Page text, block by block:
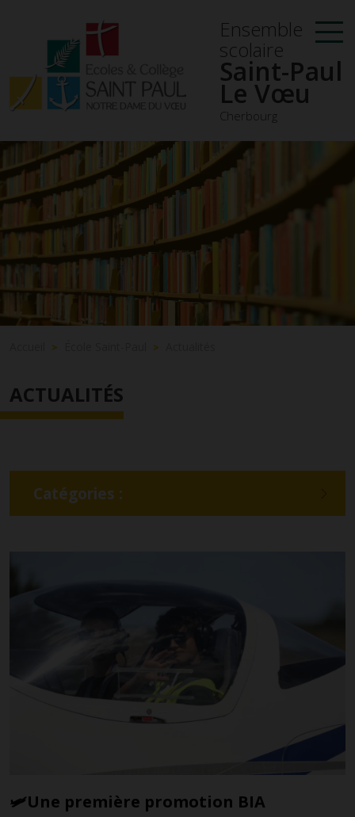
Ensemble
scolaire
Saint-Paul
Le Vœu
Cherbourg
ACTUALITÉS
Catégories :
> >
🛩️Une première promotion BIA